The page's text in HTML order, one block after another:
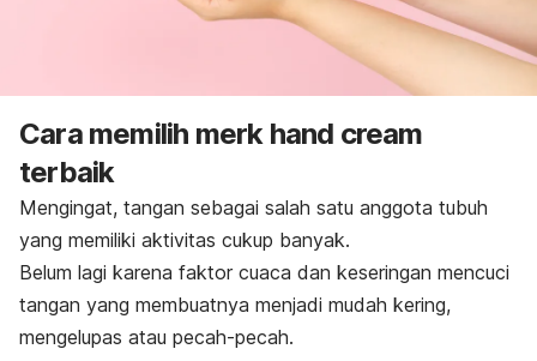
Cara memilih merk hand cream
terbaik
Mengingat, tangan sebagai salah satu anggota tubuh
yang memiliki aktivitas cukup banyak.
Belum lagi karena faktor cuaca dan keseringan mencuci
tangan yang membuatnya menjadi mudah kering,
mengelupas atau pecah-pecah.